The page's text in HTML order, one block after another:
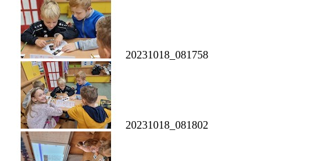
20231018_081758
20231018_081802